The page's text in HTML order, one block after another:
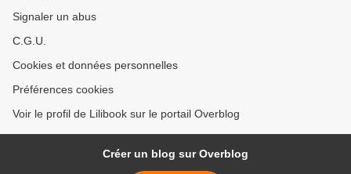
Signaler un abus
C.G.U.
Cookies et données personnelles
Préférences cookies
Voir le profil de Lilibook sur le portail Overblog
Créer un blog sur Overblog